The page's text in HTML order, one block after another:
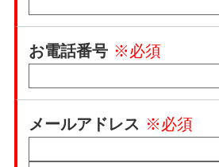
お電話番号 ※必須
メールアドレス ※必須